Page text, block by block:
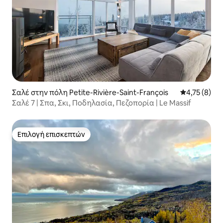
Σαλέ στην πόλη Petite-Rivière-Saint-François Μέση
4,75 (8)
Σαλέ 7 | Σπα, Σκι, Ποδηλασία, Πεζοπορία | Le Massif
Επιλογή επισκεπτών
Επιλογή επισκεπτών